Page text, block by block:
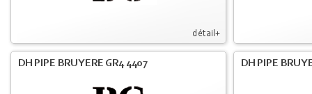
détail+
DH PIPE BRUYERE GR4 4407 DH PIPE